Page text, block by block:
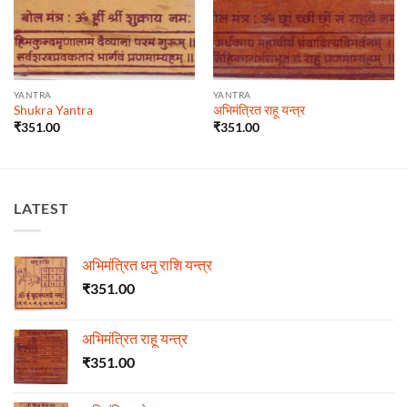
YANTRA
Shukra Yantra
₹351.00
YANTRA
अभिमंत्रित राहू यन्त्र
₹351.00
LATEST
अभिमंत्रित धनु राशि यन्त्र
₹351.00
अभिमंत्रित राहू यन्त्र
₹351.00